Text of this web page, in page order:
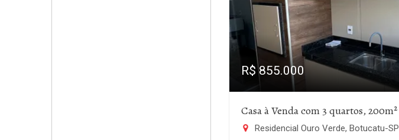
R$ 855.000
Casa à Venda com 3 quartos, 200m²
Residencial Ouro Verde, Botucatu-SP